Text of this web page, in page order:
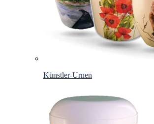
Künstler-Urnen